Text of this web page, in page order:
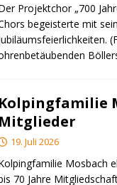
Projektchor „700
begeisterte mit
Kolpingfamilie
Mitglieder
19. Juli 2026
Mosbach
70 Jahre